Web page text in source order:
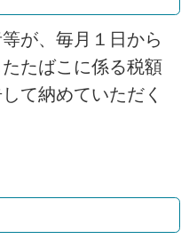
が、毎月１日から
たばこに係る税額
て納めていただく